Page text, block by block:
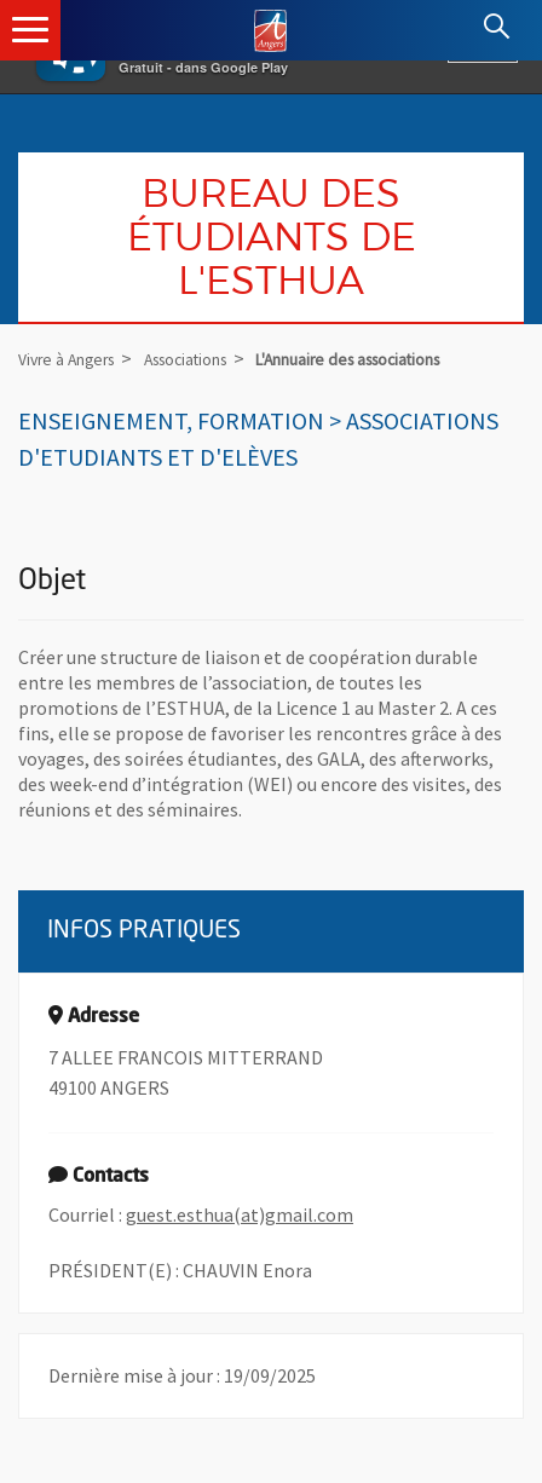
×
Gratuit - dans Google Play
Angers.fr : Retour à l'accueil
BUREAU DES
ÉTUDIANTS DE
L'ESTHUA
Vivre à Angers Associations L'Annuaire des associations
ENSEIGNEMENT, FORMATION > ASSOCIATIONS
D'ETUDIANTS ET D'ELÈVES
Objet
Créer une structure de liaison et de coopération durable
entre les membres de l’association, de toutes les
promotions de l’ESTHUA, de la Licence 1 au Master 2. A ces
fins, elle se propose de favoriser les rencontres grâce à des
voyages, des soirées étudiantes, des GALA, des afterworks,
des week-end d’intégration (WEI) ou encore des visites, des
réunions et des séminaires.
INFOS PRATIQUES
Adresse
7 ALLEE FRANCOIS MITTERRAND
49100 ANGERS
Contacts
Courriel : guest.esthua(at)gmail.com
PRÉSIDENT(E) : CHAUVIN Enora
Dernière mise à jour : 19/09/2025